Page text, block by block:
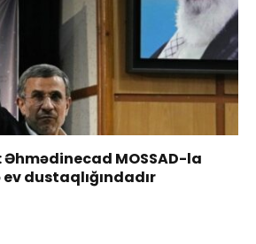
MOSSAD-la
dustaqlığındadır